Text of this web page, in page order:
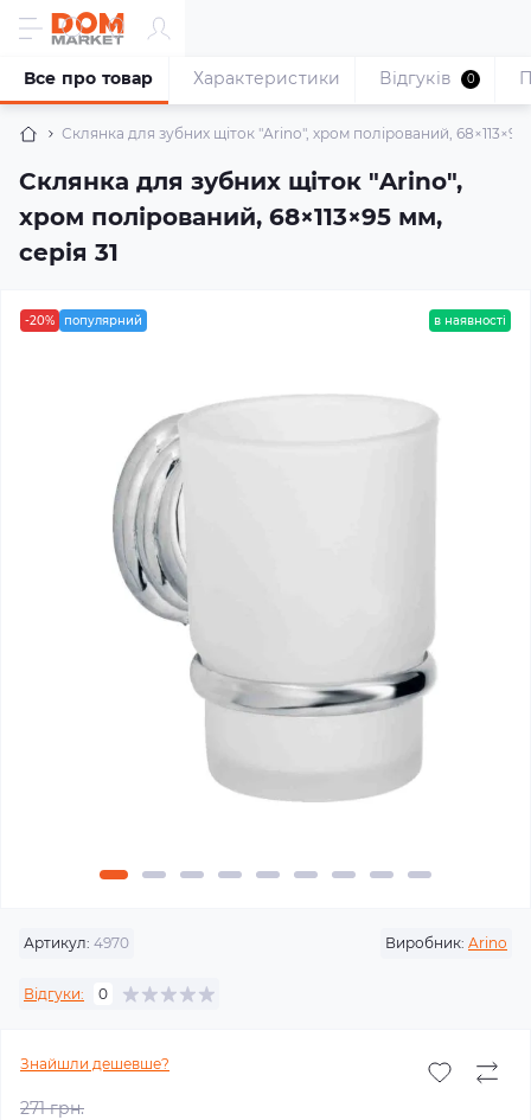
Склянка для зубних щіток "Arino", хром полірований, 68×113×95
Склянка для зубних щіток "Arino",
хром полірований, 68×113×95 мм,
серія 31
Все про товар Характеристики Відгуків 0
-20% популярний в наявності
Артикул: 4970 Виробник: Arino
Відгуки: 0
Знайшли дешевше?
271 грн.